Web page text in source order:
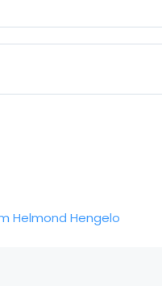
Helmond Hengelo